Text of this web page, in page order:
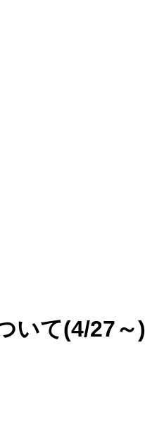
いて(4/27～)